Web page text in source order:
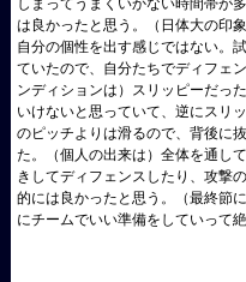
しまってうまくいかない時間帯が
は良かったと思う。（日体大の印
自分の個性を出す感じではない。
ていたので、自分たちでディフェ
ンディションは）スリッピーだっ
いけないと思っていて、逆にスリ
のピッチよりは滑るので、背後に
た。（個人の出来は）全体を通し
きしてディフェンスしたり、攻撃
的には良かったと思う。（最終節
にチームでいい準備をしていって